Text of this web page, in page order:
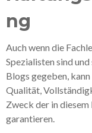
ng
Auch wenn die
Spezialisten sind
Blogs gegeben,
Qualität,
Zweck der in
garantieren.